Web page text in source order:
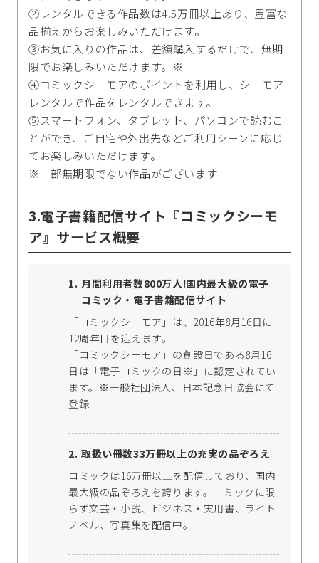
②レンタルできる作品数は4.5万冊以上あり、豊富な
品揃えからお楽しみいただけます。
③お気に入りの作品は、差額購入するだけで、無期
限でお楽しみいただけます。※
④コミックシーモアのポイントを利用し、シーモア
レンタルで作品をレンタルできます。
⑤スマートフォン、タブレット、パソコンで読むこ
とができ、ご自宅や外出先などご利用シーンに応じ
てお楽しみいただけます。
※一部無期限でない作品がございます
3.電子書籍配信サイト『コミックシーモ
ア』サービス概要
月間利用者数800万人!国内最大級の電子
コミック・電子書籍配信サイト
「コミックシーモア」は、2016年8月16日に
12周年目を迎えます。
「コミックシーモア」の創設日である8月16
日は「電子コミックの日※」に認定されてい
ます。※一般社団法人、日本記念日協会にて
登録
取扱い冊数33万冊以上の充実の品ぞろえ
コミックは16万冊以上を配信しており、国内
最大級の品ぞろえを誇ります。コミックに限
らず文芸・小説、ビジネス・実用書、ライト
ノベル、写真集を配信中。